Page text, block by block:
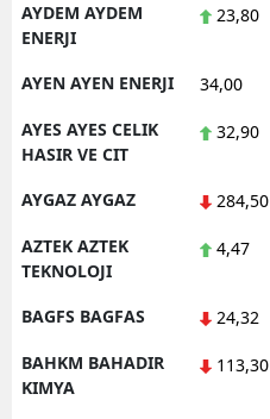
AYDEM AYDEM
ENERJI
23,80
AYEN AYEN ENERJI 34,00
AYES AYES CELIK
HASIR VE CIT
32,90
AYGAZ AYGAZ 284,50
AZTEK AZTEK
TEKNOLOJI
4,47
BAGFS BAGFAS 24,32
BAHKM BAHADIR
KIMYA
113,30